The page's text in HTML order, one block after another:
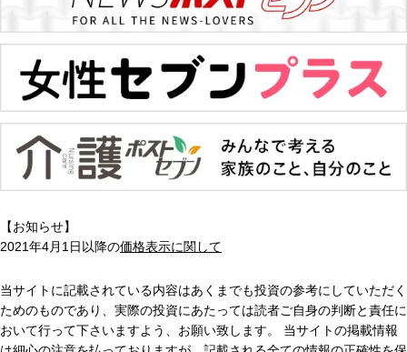
【お知らせ】
2021年4月1日以降の価格表示に関して
当サイトに記載されている内容はあくまでも投資の参考にしていただく
ためのものであり、実際の投資にあたっては読者ご自身の判断と責任に
おいて行って下さいますよう、お願い致します。 当サイトの掲載情報